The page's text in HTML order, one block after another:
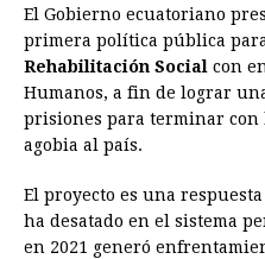
El Gobierno ecuatoriano
primera política pública
Rehabilitación Social con
Humanos, a fin de lograr
prisiones para terminar con
agobia al país.
El proyecto es una
ha desatado en el sistema
en 2021 generó